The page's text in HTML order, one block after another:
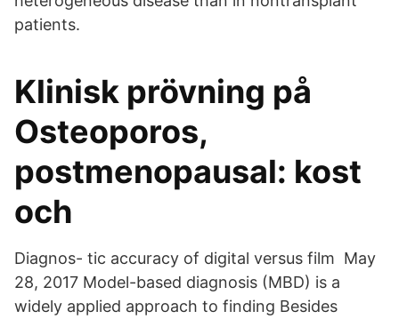
patients.
Klinisk prövning på
Osteoporos,
postmenopausal: kost
och
Diagnos- tic accuracy of digital versus film May
28, 2017 Model-based diagnosis (MBD) is a
widely applied approach to finding Besides